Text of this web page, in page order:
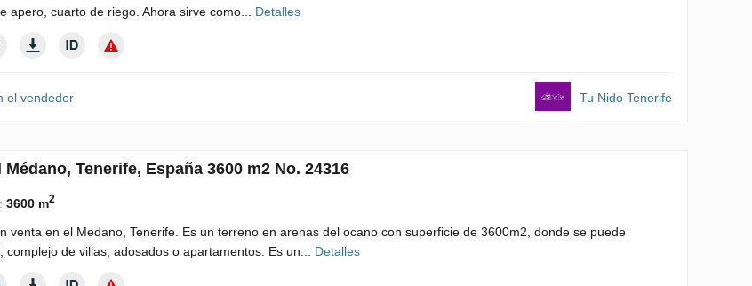
apero, cuarto de riego. Ahora sirve como... Detalles
el vendedor Tu Nido Tenerife
Médano, Tenerife, España 3600 m2 No. 24316
3600 m2
venta en el Medano, Tenerife. Es un terreno en arenas del ocano con superficie de 3600m2, donde se puede
complejo de villas, adosados o apartamentos. Es un... Detalles